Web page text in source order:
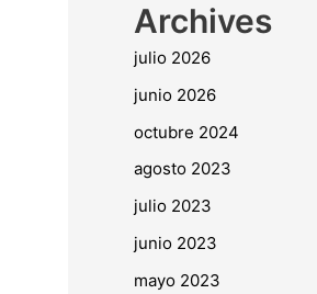
Archives
julio 2026
junio 2026
octubre 2024
agosto 2023
julio 2023
junio 2023
mayo 2023